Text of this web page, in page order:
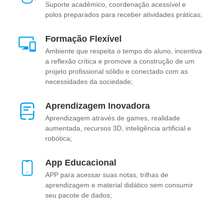
Suporte acadêmico, coordenação acessível e
polos preparados para receber atividades práticas;
Formação Flexível
Ambiente que respeita o tempo do aluno, incentiva
a reflexão crítica e promove a construção de um
projeto profissional sólido e conectado com as
necessidades da sociedade;
Aprendizagem Inovadora
Aprendizagem através de games, realidade
aumentada, recursos 3D, inteligência artificial e
robótica;
App Educacional
APP para acessar suas notas, trilhas de
aprendizagem e material didático sem consumir
seu pacote de dados;